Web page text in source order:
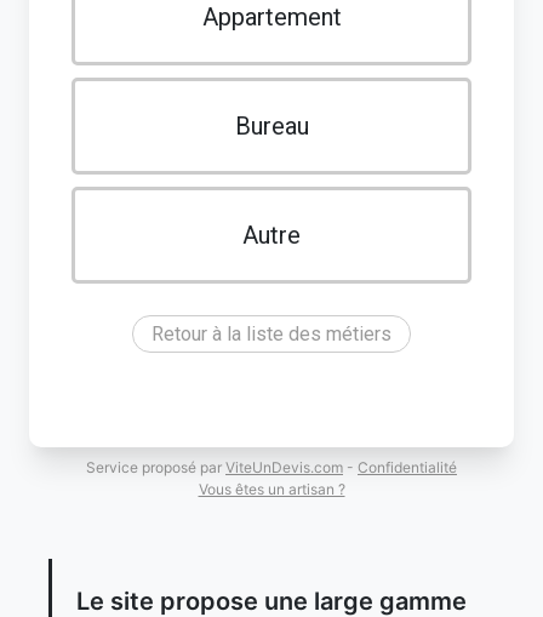
Appartement
Bureau
Autre
Retour à la liste des métiers
Service proposé par ViteUnDevis.com - Confidentialité
Vous êtes un artisan ?
Le site propose une large gamme